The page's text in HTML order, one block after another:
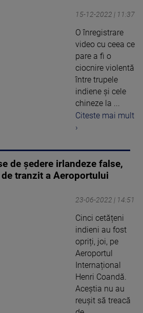
15-12-2022 | 11:37
O înregistrare
video cu ceea ce
pare a fi o
ciocnire violentă
între trupele
indiene și cele
chineze la ...
Citeste mai mult
›
de şedere irlandeze false,
tranzit a Aeroportului
23-06-2022 | 14:51
Cinci cetățeni
indieni au fost
opriți, joi, pe
Aeroportul
Internațional
Henri Coandă.
Aceștia nu au
reușit să treacă